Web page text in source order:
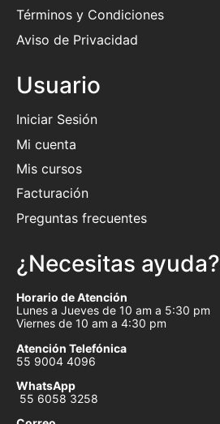
Términos y Condiciones
Aviso de Privacidad
Usuario
Iniciar Sesión
Mi cuenta
Mis cursos
Facturación
Preguntas frecuentes
¿Necesitas ayuda?
Horario de Atención
Lunes a Jueves de 10 am a 5:30 pm
Viernes de 10 am a 4:30 pm
Atención Telefónica
55 9004 4096
WhatsApp
55 6058 3258